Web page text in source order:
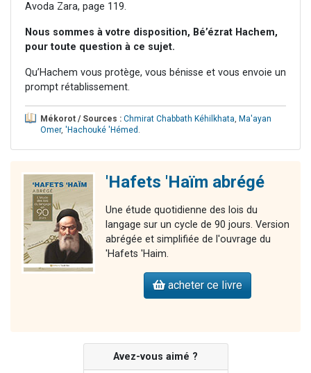
Avoda Zara, page 119.
Nous sommes à votre disposition, Bé’ézrat Hachem,
pour toute question à ce sujet.
Qu’Hachem vous protège, vous bénisse et vous envoie un
prompt rétablissement.
Mékorot / Sources : Chmirat Chabbath Kéhilkhata, Ma'ayan
Omer, 'Hachouké 'Hémed .
'Hafets 'Haïm abrégé
Une étude quotidienne des lois du
langage sur un cycle de 90 jours. Version
abrégée et simplifiée de l'ouvrage du
'Hafets 'Haim.
acheter ce livre
Avez-vous aimé ?